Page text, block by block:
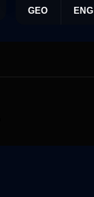
GEO ENG